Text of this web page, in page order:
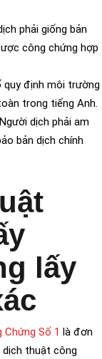
phải giống bản
công chứng hợp
quy định môi trường
trong tiếng Anh.
Người dịch phải am
bản dịch chính
lấy
Chứng Số 1 là đơn
dịch thuật công